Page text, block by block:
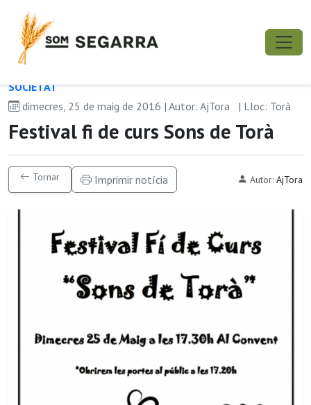
SOCIETAT
dimecres, 25 de maig de 2016 | Autor: AjTora
| Lloc: Torà
Festival fi de curs Sons de Torà
Tornar Imprimir notícia Autor: AjTora